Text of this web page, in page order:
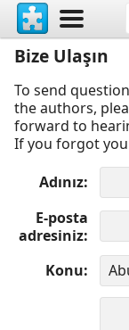
Bize Ulaşın
To send
the authors,
forward to
If you forgot
Adınız
E-posta
adresiniz
Konu